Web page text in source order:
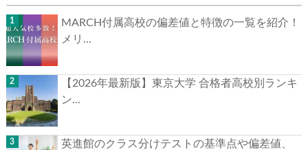
MARCH付属高校の偏差値と特徴の一覧を紹介！
メリ...
【2026年最新版】東京大学 合格者高校別ランキ
ン...
英進館のクラス分けテストの基準点や偏差値、